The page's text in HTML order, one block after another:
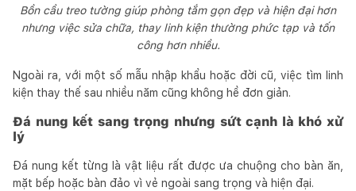
Bồn cầu treo tường giúp phòng tắm gọn đẹp và hiện đại hơn
nhưng việc sửa chữa, thay linh kiện thường phức tạp và tốn
công hơn nhiều.
Ngoài ra, với một số mẫu nhập khẩu hoặc đời cũ, việc tìm linh
kiện thay thế sau nhiều năm cũng không hề đơn giản.
Đá nung kết sang trọng nhưng sứt cạnh là khó xử
lý
Đá nung kết từng là vật liệu rất được ưa chuộng cho bàn ăn,
mặt bếp hoặc bàn đảo vì vẻ ngoài sang trọng và hiện đại.